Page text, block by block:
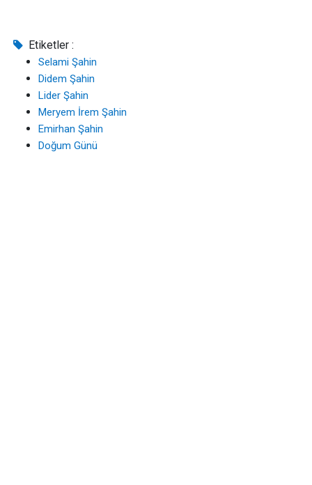
Etiketler :
Selami Şahin
Didem Şahin
Lider Şahin
Meryem İrem Şahin
Emirhan Şahin
Doğum Günü